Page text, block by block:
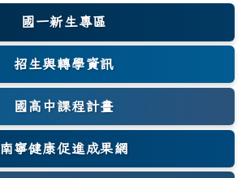
國一新生專區
(另開新視窗)
招生與轉學資訊
國高中課程計畫
南寧健康促進成果網
(另開新視窗)